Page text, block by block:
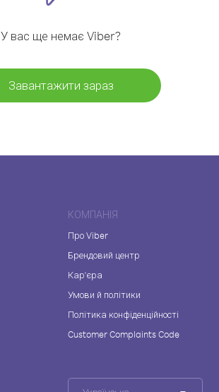
У вас ще немає Viber?
Завантажити зараз
КОМПАНІЯ
Про Viber
Брендовий центр
Кар'єра
Умови й політики
Політика конфіденційності
Customer Complaints Code